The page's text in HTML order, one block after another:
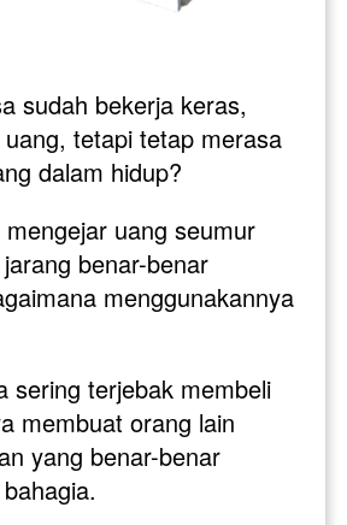
sudah bekerja keras,
tetapi tetap merasa
dalam hidup?
uang seumur
benar-benar
menggunakannya
sering terjebak membeli
membuat orang lain
yang benar-benar